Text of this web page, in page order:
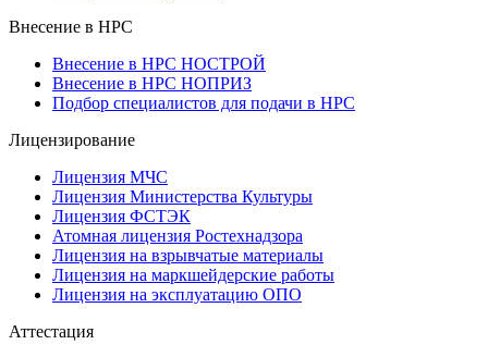
Внесение в НРС
Внесение в НРС НОСТРОЙ
Внесение в НРС НОПРИЗ
Подбор специалистов для подачи в НРС
Лицензирование
Лицензия МЧС
Лицензия Министерства Культуры
Лицензия ФСТЭК
Атомная лицензия Ростехнадзора
Лицензия на взрывчатые материалы
Лицензия на маркшейдерские работы
Лицензия на эксплуатацию ОПО
Аттестация